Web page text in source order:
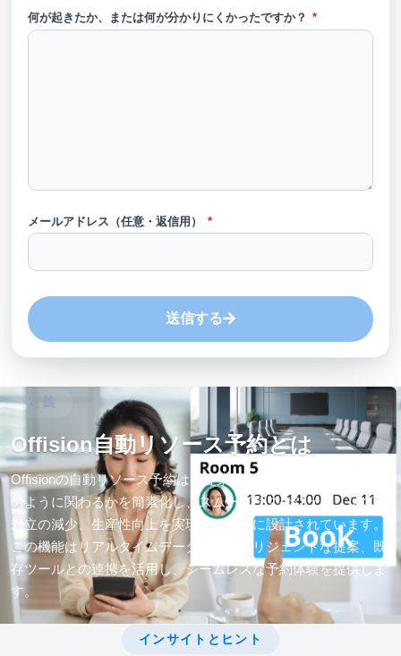
何が起きたか、または何が分かりにくかったですか？ *
メールアドレス（任意・返信用） *
送信する
定義
Offision自動リソース予約とは
Offisionの自動リソース予約は、従業員が職場のリソースとど
のように関わるかを簡素化し、スムーズなスケジューリング、
対立の減少、生産性向上を実現するために設計されています。
この機能はリアルタイムデータ、インテリジェントな提案、既
存ツールとの連携を活用し、シームレスな予約体験を提供しま
す。
インサイトとヒント